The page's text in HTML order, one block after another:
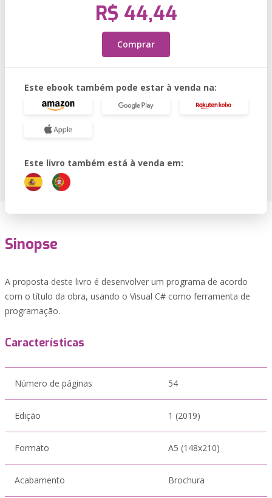
R$ 44,44
Comprar
Este ebook também pode estar à venda na:
Este livro também está à venda em:
Sinopse
A proposta deste livro é desenvolver um programa de acordo
com o título da obra, usando o Visual C# como ferramenta de
programação.
Características
Número de páginas 54
Edição 1 (2019)
Formato A5 (148x210)
Acabamento Brochura